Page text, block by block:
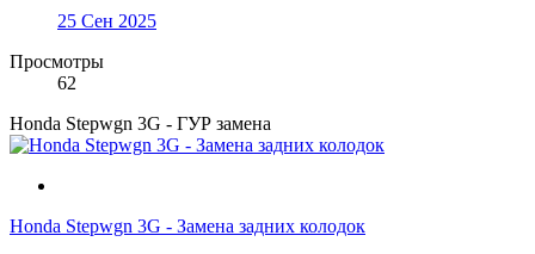
25 Сен 2025
Просмотры
62
Honda Stepwgn 3G - ГУР замена
Honda Stepwgn 3G - Замена задних колодок